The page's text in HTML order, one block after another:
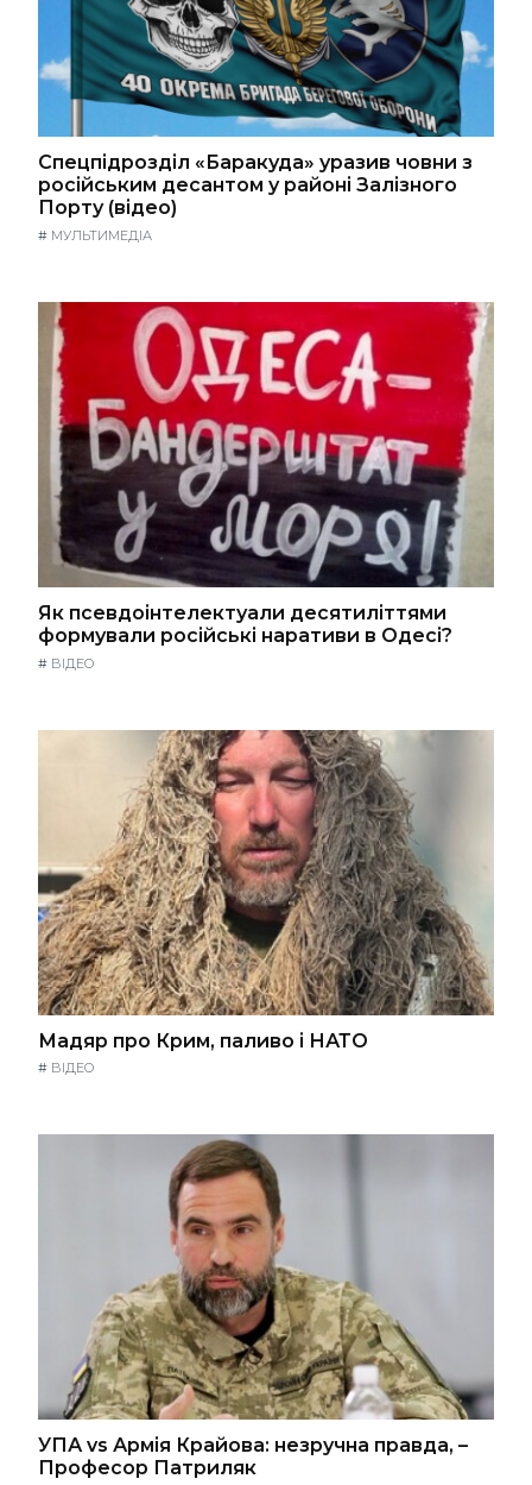
Спецпідрозділ «Баракуда» уразив човни з
російським десантом у районі Залізного
Порту (відео)
# МУЛЬТИМЕДІА
Як псевдоінтелектуали десятиліттями
формували російські наративи в Одесі?
# ВІДЕО
Мадяр про Крим, паливо і НАТО
# ВІДЕО
УПА vs Армія Крайова: незручна правда, –
Професор Патриляк